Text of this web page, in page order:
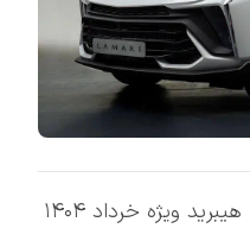
ویژه خرداد ۱۴۰۴